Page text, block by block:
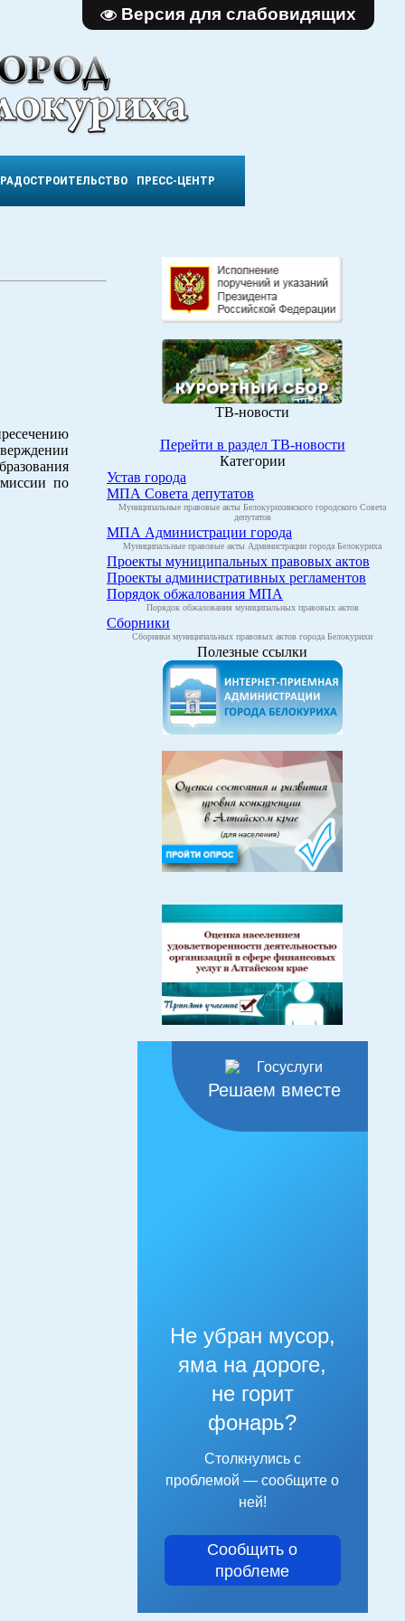
Версия для слабовидящих
ПРЕСС-ЦЕНТР
по
ТВ-новости
Перейти в раздел ТВ-новости
Категории
Устав города
МПА Совета депутатов
Муниципальные правовые акты Белокурихинского городского Совета
депутатов
МПА Администрации города
Муниципальные правовые акты Администрации города Белокуриха
Проекты муниципальных правовых актов
Проекты административных регламентов
Порядок обжалования МПА
Порядок обжалования муниципальных правовых актов
Сборники
Сборники муниципальных правовых актов города Белокурихи
Полезные ссылки
Решаем вместе
Не убран мусор,
яма на дороге,
не горит
фонарь?
Столкнулись с
проблемой — сообщите о
ней!
Сообщить о
проблеме